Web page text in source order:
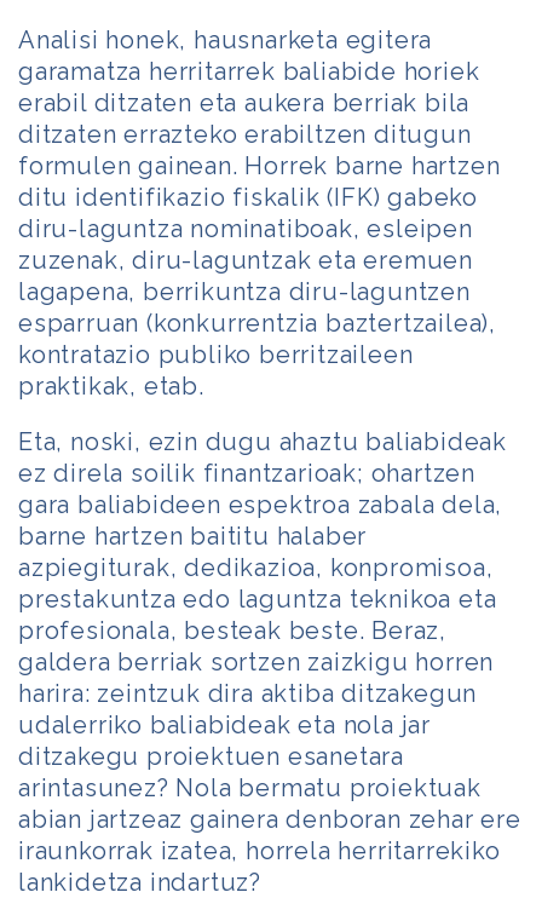
Analisi honek, hausnarketa egitera
garamatza herritarrek baliabide horiek
erabil ditzaten eta aukera berriak bila
ditzaten errazteko erabiltzen ditugun
formulen gainean. Horrek barne hartzen
ditu identifikazio fiskalik (IFK) gabeko
diru-laguntza nominatiboak, esleipen
zuzenak, diru-laguntzak eta eremuen
lagapena, berrikuntza diru-laguntzen
esparruan (konkurrentzia baztertzailea),
kontratazio publiko berritzaileen
praktikak, etab.
Eta, noski, ezin dugu ahaztu baliabideak
ez direla soilik finantzarioak; ohartzen
gara baliabideen espektroa zabala dela,
barne hartzen baititu halaber
azpiegiturak, dedikazioa, konpromisoa,
prestakuntza edo laguntza teknikoa eta
profesionala, besteak beste. Beraz,
galdera berriak sortzen zaizkigu horren
harira: zeintzuk dira aktiba ditzakegun
udalerriko baliabideak eta nola jar
ditzakegu proiektuen esanetara
arintasunez? Nola bermatu proiektuak
abian jartzeaz gainera denboran zehar ere
iraunkorrak izatea, horrela herritarrekiko
lankidetza indartuz?